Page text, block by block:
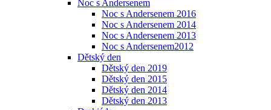
Noc s Andersenem
Noc s Andersenem 2016
Noc s Andersenem 2014
Noc s Andersenem 2013
Noc s Andersenem2012
Dětský den
Dětský den 2019
Dětský den 2015
Dětský den 2014
Dětský den 2013